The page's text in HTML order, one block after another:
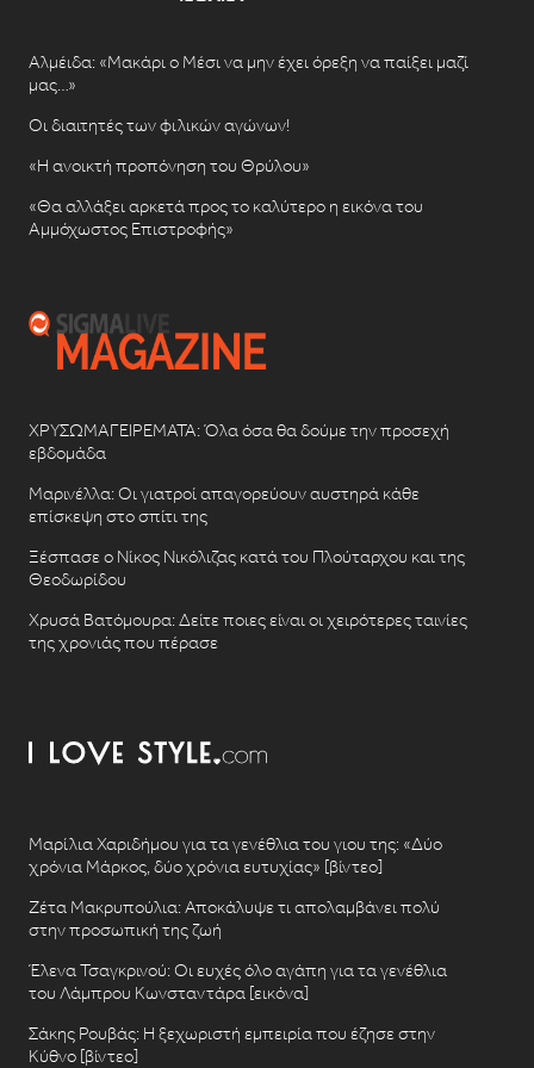
Αλμέιδα: «Μακάρι ο Μέσι να μην έχει όρεξη να παίξει μαζί
μας…»
Οι διαιτητές των φιλικών αγώνων!
«Η ανοικτή προπόνηση του Θρύλου»
«Θα αλλάξει αρκετά προς το καλύτερο η εικόνα του
Αμμόχωστος Επιστροφής»
ΧΡΥΣΩΜΑΓΕΙΡΕΜΑΤΑ: Όλα όσα θα δούμε την προσεχή
εβδομάδα
Μαρινέλλα: Οι γιατροί απαγορεύουν αυστηρά κάθε
επίσκεψη στο σπίτι της
Ξέσπασε ο Νίκος Νικόλιζας κατά του Πλούταρχου και της
Θεοδωρίδου
Χρυσά Βατόμουρα: Δείτε ποιες είναι οι χειρότερες ταινίες
της χρονιάς που πέρασε
Μαρίλια Χαριδήμου για τα γενέθλια του γιου της: «Δύο
χρόνια Μάρκος, δύο χρόνια ευτυχίας» [βίντεο]
Ζέτα Μακρυπούλια: Αποκάλυψε τι απολαμβάνει πολύ
στην προσωπική της ζωή
Έλενα Τσαγκρινού: Οι ευχές όλο αγάπη για τα γενέθλια
του Λάμπρου Κωνσταντάρα [εικόνα]
Σάκης Ρουβάς: Η ξεχωριστή εμπειρία που έζησε στην
Κύθνο [βίντεο]